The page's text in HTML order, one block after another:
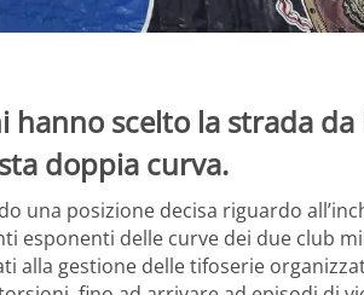
hanno scelto la strada
doppia curva.
una posizione decisa riguardo
esponenti delle curve dei due club
alla gestione delle tifoserie